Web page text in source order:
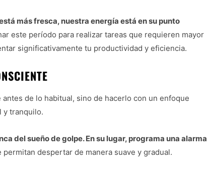
más fresca, nuestra energía está en su punto
este período para realizar tareas que requieren mayor
significativamente tu productividad y eficiencia.
de lo habitual, sino de hacerlo con un enfoque
y tranquilo.
del sueño de golpe. En su lugar, programa una alarma
permitan despertar de manera suave y gradual.